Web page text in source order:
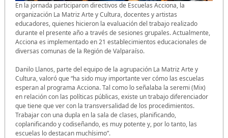
En la jornada participaron directivos de Escuelas Acciona, la
organización La Matriz Arte y Cultura, docentes y artistas
educadores, quienes hicieron la evaluación del trabajo realizado
durante el presente año a través de sesiones grupales. Actualmente,
Acciona es implementado en 21 establecimientos educacionales de
diversas comunas de la Región de Valparaíso.
Danilo Llanos, parte del equipo de la agrupación La Matriz Arte y
Cultura, valoró que “ha sido muy importante ver cómo las escuelas
esperan al programa Acciona. Tal como lo señalaba la seremi (Mix)
en relación con las políticas públicas, existe un trabajo diferenciador
que tiene que ver con la transversalidad de los procedimientos.
Trabajar con una dupla en la sala de clases, planificando,
coplanificando y codiseñando, es muy potente y, por lo tanto, las
escuelas lo destacan muchísimo”.